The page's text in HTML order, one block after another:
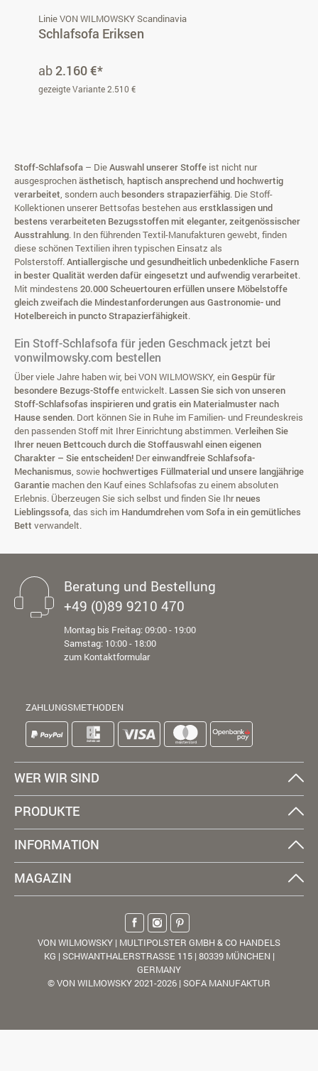
Linie VON WILMOWSKY Scandinavia
Schlafsofa Eriksen
ab2.160 €*
gezeigte Variante 2.510 €
Stoff-Schlafsofa – DieAuswahl unserer Stoffe ist nicht nur
ausgesprochenästhetisch, haptisch ansprechend und hochwertig
verarbeitet, sondern auchbesonders strapazierfähig. Die Stoff-
Kollektionen unserer Bettsofas bestehen aus erstklassigen und
bestens verarbeiteten Bezugsstoffen mit eleganter, zeitgenössischer
Ausstrahlung. In den führenden Textil-Manufakturen gewebt, finden
diese schönen Textilien ihren typischen Einsatz als
Polsterstoff.Antiallergische und gesundheitlich unbedenkliche Fasern
in bester Qualität werden dafür eingesetzt und aufwendig verarbeitet.
Mit mindestens 20.000 Scheuertourenerfüllen unsere Möbelstoffe
gleich zweifach die Mindestanforderungen aus Gastronomie- und
Hotelbereich in puncto Strapazierfähigkeit.
Ein Stoff-Schlafsofa für jeden Geschmack jetzt bei
vonwilmowsky.com bestellen
Über viele Jahre haben wir, bei VON WILMOWSKY, einGespür für
besondere Bezugs-Stoffeentwickelt. Lassen Sie sich von unseren
Stoff-Schlafsofas inspirieren und gratis ein Materialmuster nach
Hause senden. Dort können Sie in Ruhe im Familien- und Freundeskreis
den passenden Stoff mit Ihrer Einrichtung abstimmen.Verleihen Sie
Ihrer neuen Bettcouch durch die Stoffauswahl einen eigenen
Charakter – Sie entscheiden! Dereinwandfreie Schlafsofa-
Mechanismus, sowiehochwertiges Füllmaterial und unsere langjährige
Garantie machen den Kauf eines Schlafsofas zu einem absoluten
Erlebnis. Überzeugen Sie sich selbst und finden Sie Ihrneues
Lieblingssofa, das sich im Handumdrehen vom Sofa in ein gemütliches
Bett verwandelt.
Beratung und Bestellung
+49 (0)89 9210 470
Montag bis Freitag: 09:00 - 19:00
Samstag: 10:00 - 18:00
zum Kontaktformular
ZAHLUNGSMETHODEN
WER WIR SIND
PRODUKTE
INFORMATION
MAGAZIN
VON WILMOWSKY | MULTIPOLSTER GMBH & CO HANDELS
KG | SCHWANTHALERSTRASSE 115 | 80339 MÜNCHEN |
GERMANY
© VON WILMOWSKY 2021-2026 | SOFA MANUFAKTUR